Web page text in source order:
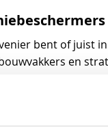
bent of juist
en
De Fento
knieholte.
zorgt voor een
ook rugklachten